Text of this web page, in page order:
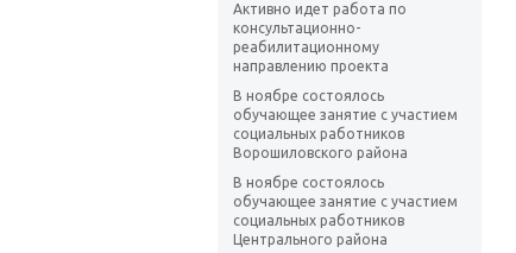
Активно идет работа по
консультационно-
реабилитационному
направлению проекта
В ноябре состоялось
обучающее занятие с участием
социальных работников
Ворошиловского района
В ноябре состоялось
обучающее занятие с участием
социальных работников
Центрального района